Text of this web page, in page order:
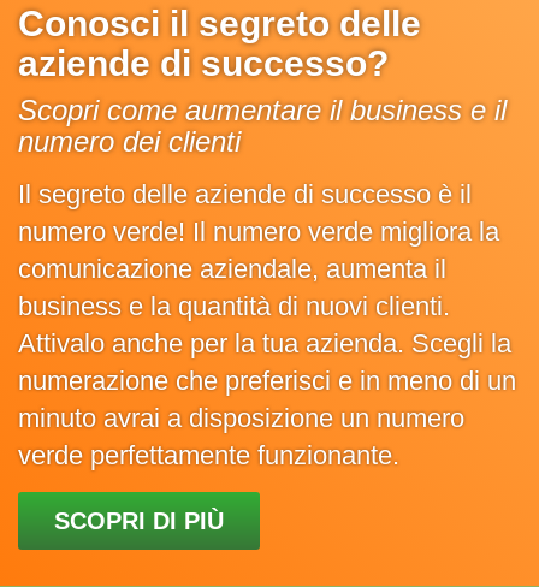
Conosci il segreto delle
aziende di successo?
Scopri come aumentare il business e il
numero dei clienti
Il segreto delle aziende di successo è il
numero verde! Il numero verde migliora la
comunicazione aziendale, aumenta il
business e la quantità di nuovi clienti.
Attivalo anche per la tua azienda. Scegli la
numerazione che preferisci e in meno di un
minuto avrai a disposizione un numero
verde perfettamente funzionante.
SCOPRI DI PIÙ